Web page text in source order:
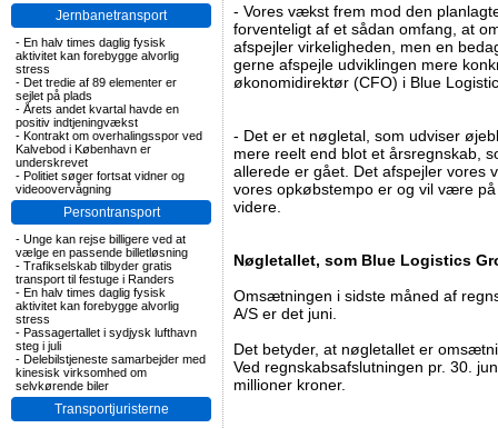
Jernbanetransport
- En halv times daglig fysisk
aktivitet kan forebygge alvorlig
stress
- Det tredie af 89 elementer er
sejlet på plads
- Årets andet kvartal havde en
positiv indtjeningvækst
- Kontrakt om overhalingsspor ved
Kalvebod i København er
underskrevet
- Politiet søger fortsat vidner og
videoovervågning
Persontransport
- Unge kan rejse billigere ved at
vælge en passende billetløsning
- Trafikselskab tilbyder gratis
transport til festuge i Randers
- En halv times daglig fysisk
aktivitet kan forebygge alvorlig
stress
- Passagertallet i sydjysk lufthavn
steg i juli
- Delebilstjeneste samarbejder med
kinesisk virksomhed om
selvkørende biler
Transportjuristerne
- Vores vækst frem mod den
forventeligt af et sådan omfang, at
afspejler virkeligheden, men en
gerne afspejle udviklingen mere
økonomidirektør (CFO) i Blue
- Det er et nøgletal, som udviser
mere reelt end blot et årsregnskab,
allerede er gået. Det afspejler vores
vores opkøbstempo er og vil være
videre.
Nøgletallet, som Blue Logistics
Omsætningen i sidste måned af
A/S er det juni.
Det betyder, at nøgletallet er
Ved regnskabsafslutningen pr. 30.
millioner kroner.